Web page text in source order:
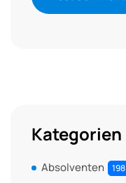
Kategorien
Absolventen 198